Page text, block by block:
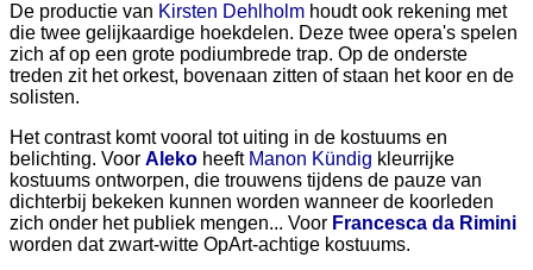
De productie van Kirsten Dehlholm houdt ook rekening met
die twee gelijkaardige hoekdelen. Deze twee opera's spelen
zich af op een grote podiumbrede trap. Op de onderste
treden zit het orkest, bovenaan zitten of staan het koor en de
solisten.
Het contrast komt vooral tot uiting in de kostuums en
belichting. Voor Aleko heeft Manon Kündig kleurrijke
kostuums ontworpen, die trouwens tijdens de pauze van
dichterbij bekeken kunnen worden wanneer de koorleden
zich onder het publiek mengen... Voor Francesca da Rimini
worden dat zwart-witte OpArt-achtige kostuums.